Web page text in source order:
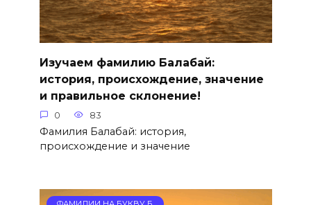
Изучаем фамилию Балабай:
история, происхождение, значение
и правильное склонение!
0 83
Фамилия Балабай: история,
происхождение и значение